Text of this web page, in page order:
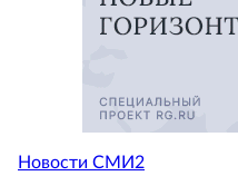
Новости СМИ2